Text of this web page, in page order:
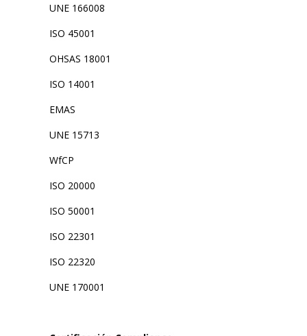
UNE 166008
ISO 45001
OHSAS 18001
ISO 14001
EMAS
UNE 15713
WfCP
ISO 20000
ISO 50001
ISO 22301
ISO 22320
UNE 170001